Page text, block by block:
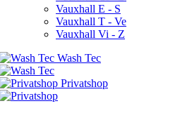
Vauxhall E - S
Vauxhall T - Ve
Vauxhall Vi - Z